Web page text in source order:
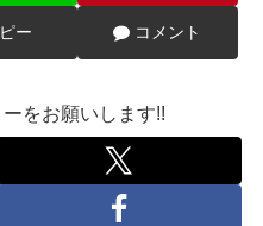
ー コメント
をお願いします!!